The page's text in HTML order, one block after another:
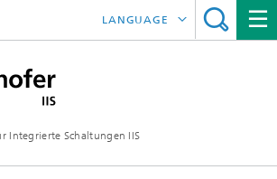
Integrierte Schaltungen IIS
LANGUAGE
中文